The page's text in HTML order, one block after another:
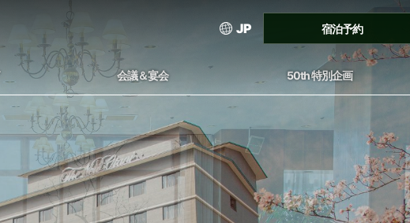
JP 宿泊予約
会議＆宴会 50th 特別企画